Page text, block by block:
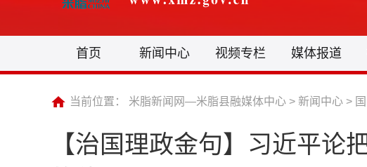
首页 新闻中心 视频专栏 媒体报道
当前位置： 米脂新闻网—米脂县融媒体中心 > 新闻中心 >
【治国理政金句】习近平论